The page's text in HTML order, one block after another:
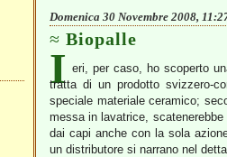
Domenica 30 Novembre 2008,
Biopalle
I eri, per caso, ho scoperto
tratta di un prodotto svizzero-
speciale materiale ceramico;
messa in lavatrice,
dai capi anche con la sola
un distributore si narrano nel